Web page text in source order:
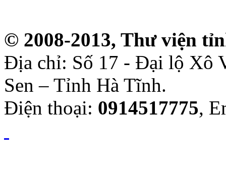
© 2008-2013, Thư viện
Địa chỉ: Số 17 - Đại lộ Xô
Sen – Tỉnh Hà Tĩnh.
Điện thoại: 0914517775,